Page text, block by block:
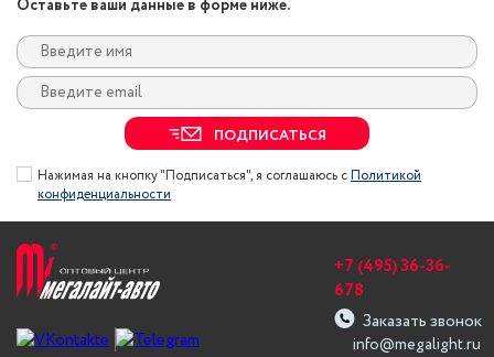
Оставьте ваши данные в форме ниже.
ПОДПИСАТЬСЯ
Нажимая на кнопку "Подписаться", я соглашаюсь сПолитикой
конфиденциальности
info@megalight.ru
+7 (495) 36-36-
678
Заказать звонок